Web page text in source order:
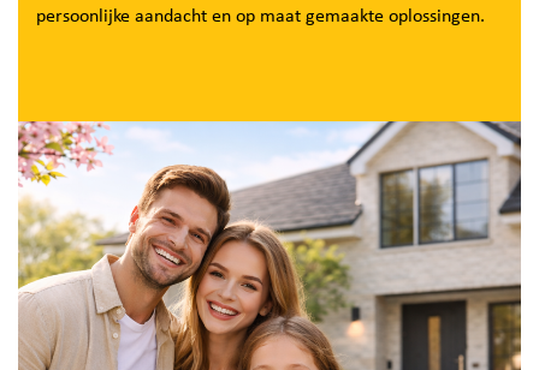
persoonlijke aandacht en op maat gemaakte oplossingen.